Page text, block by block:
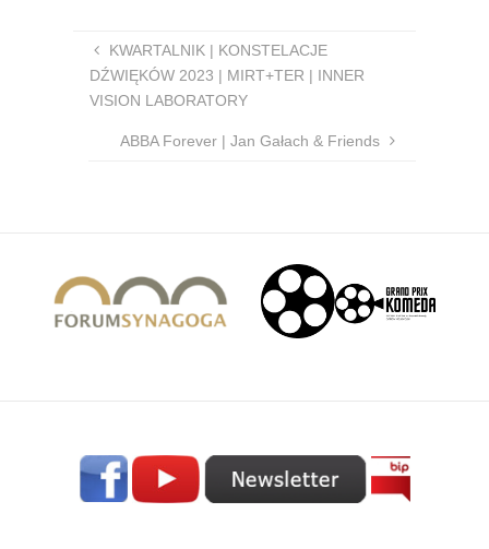
KWARTALNIK | KONSTELACJE
DŹWIĘKÓW 2023 | MIRT+TER | INNER
VISION LABORATORY
ABBA Forever | Jan Gałach & Friends